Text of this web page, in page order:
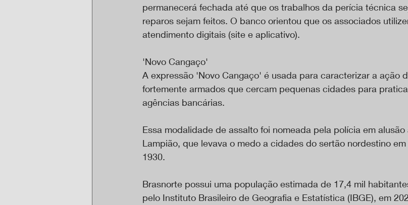
permanecerá fechada até que os trabalhos da perícia técnica
reparos sejam feitos. O banco orientou que os associados
atendimento digitais (site e aplicativo).
'Novo Cangaço'
A expressão 'Novo Cangaço' é usada para caracterizar a ação
fortemente armados que cercam pequenas cidades para
agências bancárias.
Essa modalidade de assalto foi nomeada pela polícia em
Lampião, que levava o medo a cidades do sertão nordestino
1930.
Brasnorte possui uma população estimada de 17,4 mil
pelo Instituto Brasileiro de Geografia e Estatística (IBGE), em